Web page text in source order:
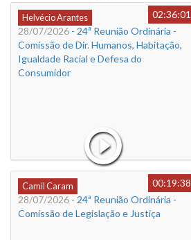
Helvécio Arantes
02:36:01
28/07/2026 - 24ª Reunião Ordinária -
Comissão de Dir. Humanos, Habitação,
Igualdade Racial e Defesa do
Consumidor
Camil Caram
00:19:38
28/07/2026 - 24ª Reunião Ordinária -
Comissão de Legislação e Justiça